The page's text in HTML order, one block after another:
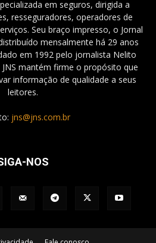
em seguros, dirigida a
resseguradores, operadores de
Seu braço impresso, o Jornal
mensalmente há 29 anos
em 1992 pelo jornalista Nelito
mantém firme o propósito que
informação de qualidade a seus
leitores.
jns@jns.com.br
NOS